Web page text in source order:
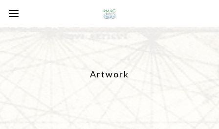
Artwork